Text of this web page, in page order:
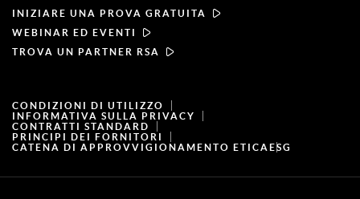
Notizie e stampa
Carriera
INIZIARE UNA PROVA GRATUITA
WEBINAR ED EVENTI
TROVA UN PARTNER RSA
CONDIZIONI DI UTILIZZO
INFORMATIVA SULLA PRIVACY
CONTRATTI STANDARD
PRINCIPI DEI FORNITORI
CATENA DI APPROVVIGIONAMENTO ETICA ESG